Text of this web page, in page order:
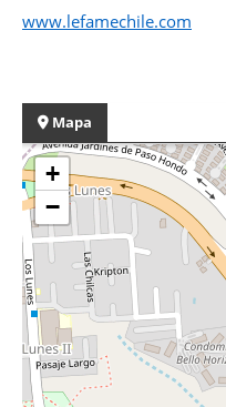
www.lefamechile.com
Mapa
+
−